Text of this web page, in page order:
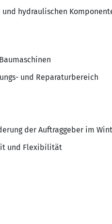
hydraulischen
und Reparaturbereich
der Auftraggeber im
und Flexibilität